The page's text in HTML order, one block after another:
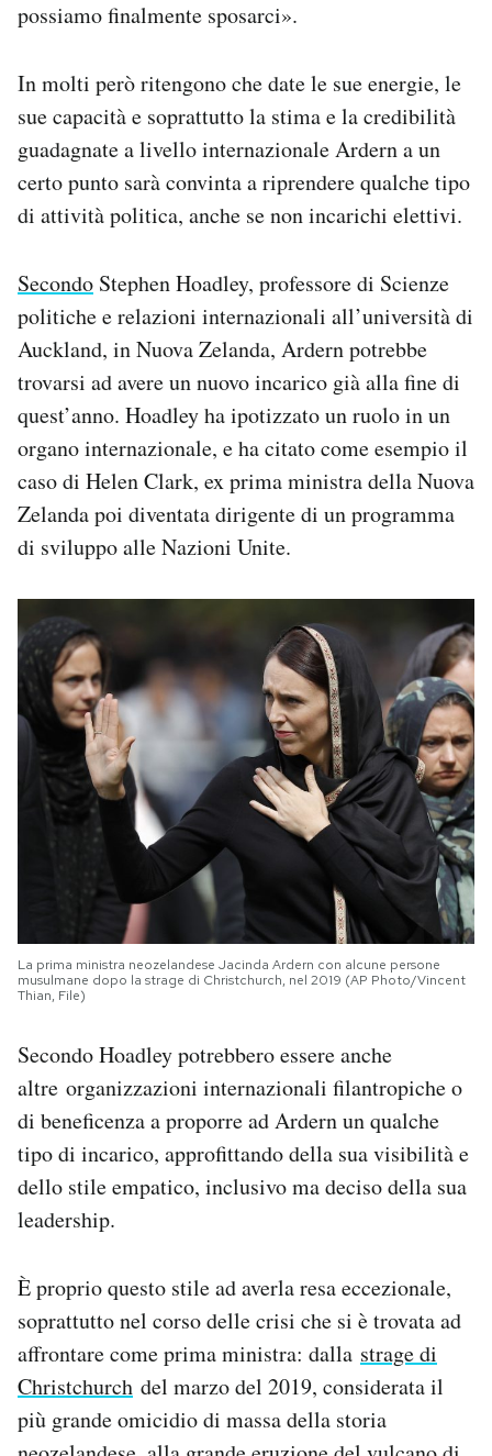
possiamo finalmente sposarci».
In molti però ritengono che date le sue energie, le
sue capacità e soprattutto la stima e la credibilità
guadagnate a livello internazionale Ardern a un
certo punto sarà convinta a riprendere qualche tipo
di attività politica, anche se non incarichi elettivi.
Secondo Stephen Hoadley, professore di Scienze
politiche e relazioni internazionali all’università di
Auckland, in Nuova Zelanda, Ardern potrebbe
trovarsi ad avere un nuovo incarico già alla fine di
quest’anno. Hoadley ha ipotizzato un ruolo in un
organo internazionale, e ha citato come esempio il
caso di Helen Clark, ex prima ministra della Nuova
Zelanda poi diventata dirigente di un programma
di sviluppo alle Nazioni Unite.
La prima ministra neozelandese Jacinda Ardern con alcune persone
musulmane dopo la strage di Christchurch, nel 2019 (AP Photo/Vincent
Thian, File)
Secondo Hoadley potrebbero essere anche
altre organizzazioni internazionali filantropiche o
di beneficenza a proporre ad Ardern un qualche
tipo di incarico, approfittando della sua visibilità e
dello stile empatico, inclusivo ma deciso della sua
leadership.
È proprio questo stile ad averla resa eccezionale,
soprattutto nel corso delle crisi che si è trovata ad
affrontare come prima ministra: dalla strage di
Christchurch del marzo del 2019, considerata il
più grande omicidio di massa della storia